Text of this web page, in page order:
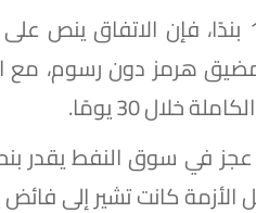
مضيق هرمز دون رسوم،
خلال 30 يومًا.